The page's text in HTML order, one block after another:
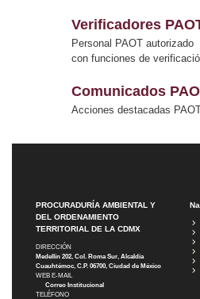
Verificadores
Personal PAOT autorizado
con funciones de
Comunicados
Acciones destacadas
PROCURADURÍA AMBIENTAL Y
DEL ORDENAMIENTO
TERRITORIAL DE LA CDMX
DIRECCIÓN
Medellín 202, Col. Roma Sur, Alcaldía
Cuauhtémoc, C.P. 06700, Ciudad de México
WEB E-MAIL
Correo Institucional
TELÉFONO